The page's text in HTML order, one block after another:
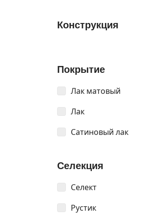
Конструкция
Покрытие
Лак матовый
Лак
Сатиновый лак
Селекция
Селект
Рустик